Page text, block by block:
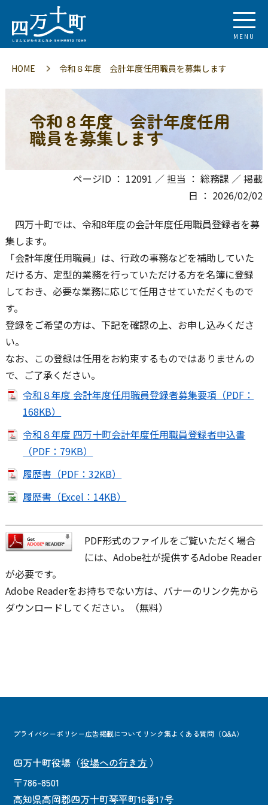
MENU
HOME 令和８年度 会計年度任用職員を募集します
令和８年度 会計年度任用
職員を募集します
ページID ： 12091 ／ 担当 ： 総務課 ／ 掲載
日 ： 2026/02/02
四万十町では、令和8年度の会計年度任用職員登録者を募
集します。
「会計年度任用職員」は、行政の事務などを補助していた
だける方、定型的業務を行っていただける方を名簿に登録
しておき、必要な業務に応じて任用させていただくもので
す。
登録をご希望の方は、下記を確認の上、お申し込みくださ
い。
なお、この登録は任用をお約束するものではありませんの
で、ご了承ください。
令和８年度 会計年度任用職員登録者募集要項（PDF：
168KB）
令和８年度 四万十町会計年度任用職員登録者申込書
（PDF：79KB）
履歴書（PDF：32KB）
履歴書（Excel：14KB）
PDF形式のファイルをご覧いただく場合
には、Adobe社が提供するAdobe Reader
が必要です。
Adobe Readerをお持ちでない方は、バナーのリンク先から
ダウンロードしてください。（無料）
プライバシーポリシー広告掲載について リンク集よくある質問（Q&A）
四万十町役場 （役場への行き方 ）
〒786-8501
高知県高岡郡四万十町琴平町16番17号